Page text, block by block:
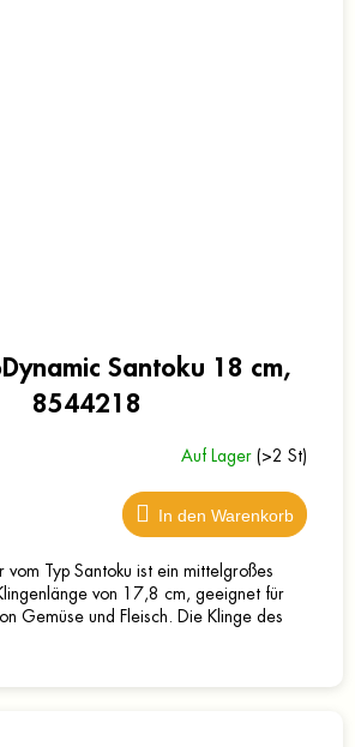
Santoku 18 cm,
8544218
Auf Lager (>2 St)
In den Warenkorb
vom Typ Santoku ist ein mittelgroßes
von 17,8 cm, geeignet für
Gemüse und Fleisch. Die Klinge des